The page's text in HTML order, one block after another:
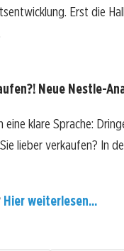
Erst die
Neue Nestle-
eine klare Sprache:
lieber verkaufen? In
Hier weiterlesen...